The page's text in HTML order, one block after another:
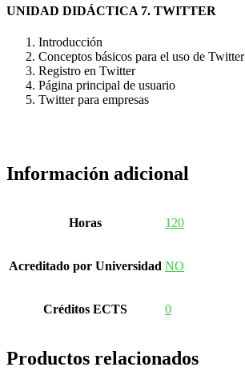
UNIDAD DIDÁCTICA 7. TWITTER
Introducción
Conceptos básicos para el uso de Twitter
Registro en Twitter
Página principal de usuario
Twitter para empresas
Información adicional
Horas 120
Acreditado por Universidad NO
Créditos ECTS 0
Productos relacionados